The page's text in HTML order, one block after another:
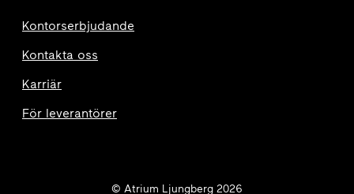
Kontorserbjudande
Kontakta oss
Karriär
För leverantörer
© Atrium Ljungberg 2026